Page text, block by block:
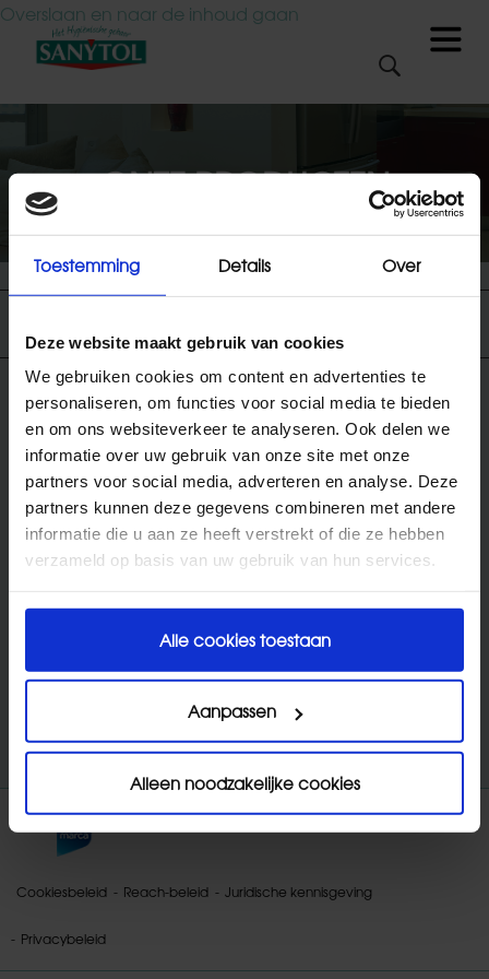
Toestemming Details Over
Deze website maakt gebruik van cookies
We gebruiken cookies om content en advertenties te
personaliseren, om functies voor social media te bieden
en om ons websiteverkeer te analyseren. Ook delen we
informatie over uw gebruik van onze site met onze
partners voor social media, adverteren en analyse. Deze
partners kunnen deze gegevens combineren met andere
informatie die u aan ze heeft verstrekt of die ze hebben
verzameld op basis van uw gebruik van hun services.
Alle cookies toestaan
Aanpassen
Alleen noodzakelijke cookies
Overslaan en naar de inhoud gaan
Over ons
Over ons
Wie zijn wij?
Waarom Hygiënisch
reinigen?
Hygiënische tips
Uw huis
Allergieën
Tips en trucs
Onze producten
ONZE PRODUCTEN
HYGIËNISCHE ALLESREINIGER
Cookiesbeleid Reach-beleid Juridische kennisgeving
Privacybeleid